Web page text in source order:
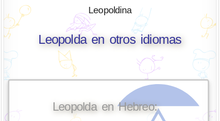
Leopoldina
Leopolda en otros idiomas
Leopolda en Hebreo: